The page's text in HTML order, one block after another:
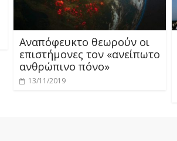
Αναπόφευκτο θεωρούν οι
επιστήμονες τον «ανείπωτο
ανθρώπινο πόνο»
13/11/2019